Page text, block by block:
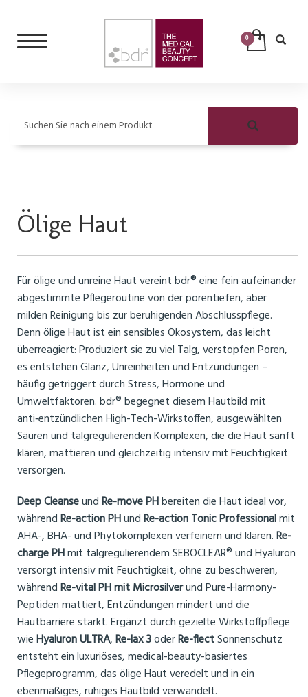
Suchen Sie nach einem Produkt
Ölige Haut
Für ölige und unreine Haut vereint bdr® eine fein aufeinander
abgestimmte Pflegeroutine von der porentiefen, aber
milden Reinigung bis zur beruhigenden Abschlusspflege.
Denn ölige Haut ist ein sensibles Ökosystem, das leicht
überreagiert: Produziert sie zu viel Talg, verstopfen Poren,
es entstehen Glanz, Unreinheiten und Entzündungen –
häufig getriggert durch Stress, Hormone und
Umweltfaktoren. bdr® begegnet diesem Hautbild mit
anti‑entzündlichen High-Tech-Wirkstoffen, ausgewählten
Säuren und talgregulierenden Komplexen, die die Haut sanft
klären, mattieren und gleichzeitig intensiv mit Feuchtigkeit
versorgen.
Deep CleanseundRe-move PHbereiten die Haut ideal vor,
währendRe-action PHundRe-action Tonic Professionalmit
AHA-, BHA- und Phytokomplexen verfeinern und klären.Re-
charge PHmit talgregulierendem SEBOCLEAR® und Hyaluron
versorgt intensiv mit Feuchtigkeit, ohne zu beschweren,
währendRe-vital PH mit Microsilverund Pure-Harmony-
Peptiden mattiert, Entzündungen mindert und die
Hautbarriere stärkt. Ergänzt durch gezielte Wirkstoffpflege
wieHyaluron ULTRA,Re-lax 3oderRe-flectSonnenschutz
entsteht ein luxuriöses, medical-beauty-basiertes
Pflegeprogramm, das ölige Haut veredelt und in ein
ebenmäßiges, ruhiges Hautbild verwandelt.